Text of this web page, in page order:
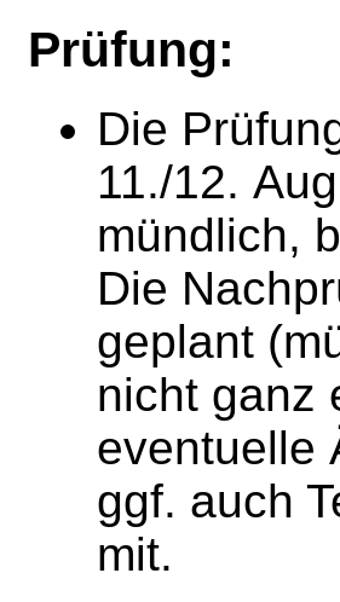
Prüfung:
Die
11./12.
mündlich,
Die
geplant
nicht ganz
eventuelle
ggf. auch
mit.